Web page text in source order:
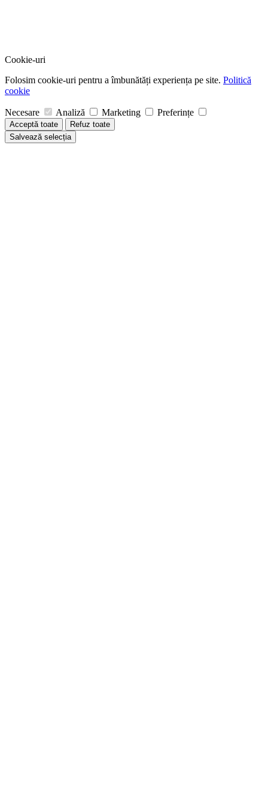
Cookie-uri
Folosim cookie-uri pentru a îmbunătăți experiența pe site. Politică
cookie
Necesare Analiză Marketing Preferințe
Acceptă toate
Refuz toate
Salvează selecția